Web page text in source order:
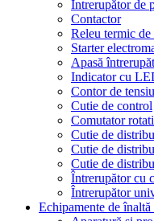
Întrerupător de
Contactor
Releu termic de
Starter
Apasă
Indicator cu
Contor de
Cutie de control
Comutator
Cutie de
Cutie de
Cutie de
Întrerupător cu
Întrerupător
Echipamente de înaltă